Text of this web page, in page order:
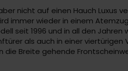
nicht auf einen Hauch Luxus
immer wieder in einem
seit 1996 und in all den
als auch in einer
Breite gehende